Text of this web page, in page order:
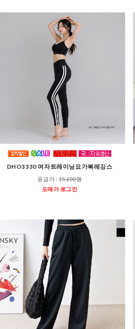
DHO3330 여자트레이닝요가복레깅스
공급가 :15,600원
도매가 로그인